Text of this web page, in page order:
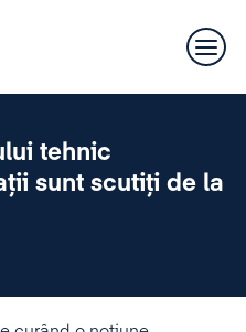
tehnic
sunt scutiţi de la